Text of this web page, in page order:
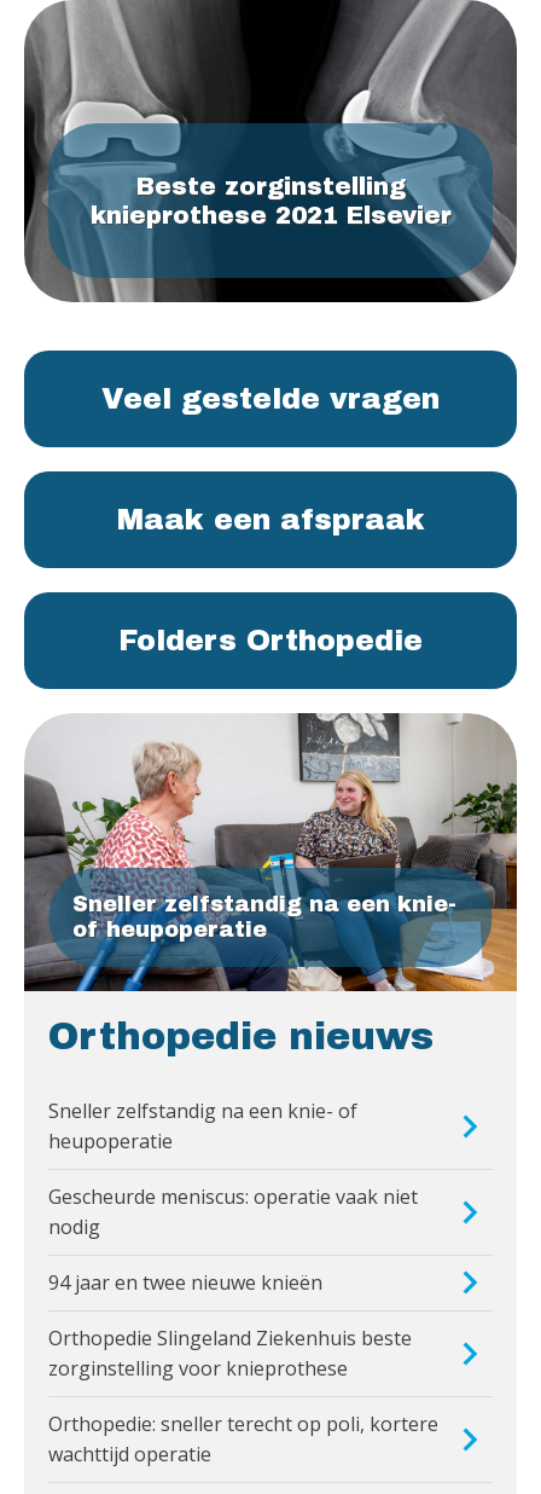
Beste zorginstelling
knieprothese 2021 Elsevier
Veel gestelde vragen
Maak een afspraak
Folders Orthopedie
Sneller zelfstandig na een knie-
of heupoperatie
Orthopedie nieuws
Sneller zelfstandig na een knie- of
heupoperatie
Gescheurde meniscus: operatie vaak niet
nodig
94 jaar en twee nieuwe knieën
Orthopedie Slingeland Ziekenhuis beste
zorginstelling voor knieprothese
Orthopedie: sneller terecht op poli, kortere
wachttijd operatie